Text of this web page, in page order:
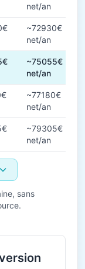
net/an
~72930€
net/an
~75055€
net/an
~77180€
net/an
~79305€
net/an
sans